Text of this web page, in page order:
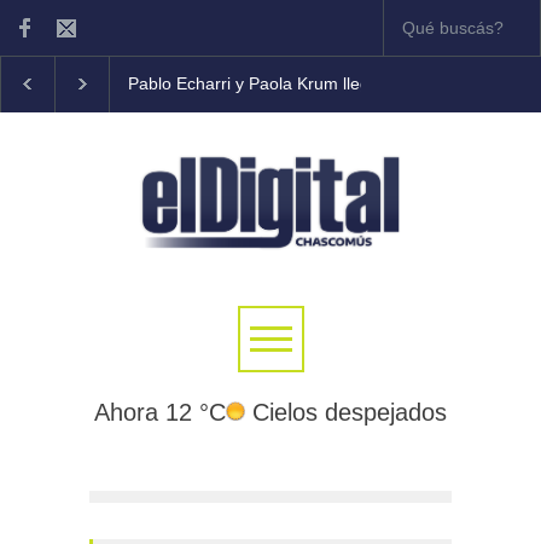
Pablo Echarri y Paola Krum llegan al Teatro
Ahora 12 °C Cielos despejados